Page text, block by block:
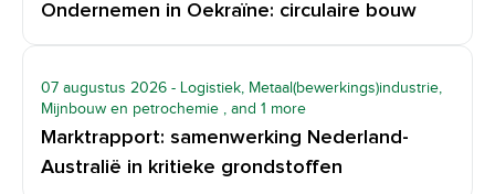
Ondernemen in Oekraïne: circulaire bouw
07 augustus 2026 - Logistiek, Metaal(bewerkings)industrie,
Mijnbouw en petrochemie , and 1 more
Marktrapport: samenwerking Nederland-
Australië in kritieke grondstoffen